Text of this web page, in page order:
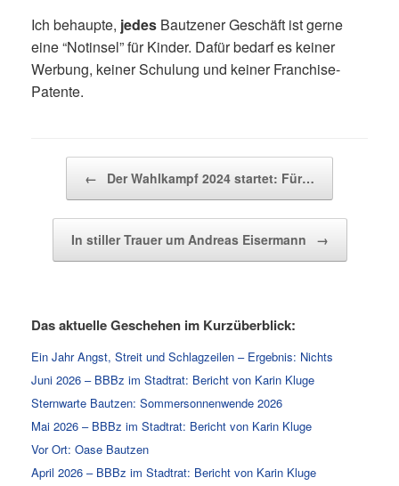
Ich behaupte, jedes Bautzener Geschäft ist gerne
eine “Notinsel” für Kinder. Dafür bedarf es keiner
Werbung, keiner Schulung und keiner Franchise-
Patente.
← Der Wahlkampf 2024 startet: Für…
In stiller Trauer um Andreas Eisermann →
Das aktuelle Geschehen im Kurzüberblick:
Ein Jahr Angst, Streit und Schlagzeilen – Ergebnis: Nichts
Juni 2026 – BBBz im Stadtrat: Bericht von Karin Kluge
Sternwarte Bautzen: Sommersonnenwende 2026
Mai 2026 – BBBz im Stadtrat: Bericht von Karin Kluge
Vor Ort: Oase Bautzen
April 2026 – BBBz im Stadtrat: Bericht von Karin Kluge